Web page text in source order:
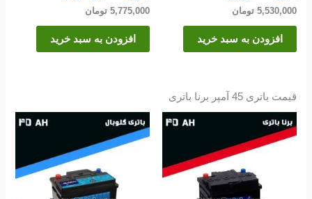
5,530,000 تومان
افزودن به سبد خرید
5,775,000 تومان
افزودن به سبد خرید
قیمت باتری 45 آمپر برنا باتری